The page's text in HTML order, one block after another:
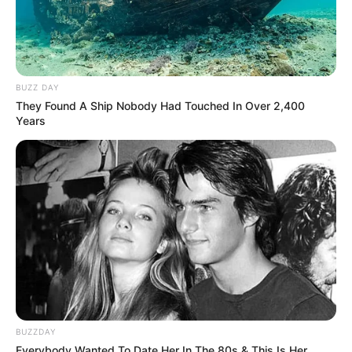
Tous les Pronostics Spot du jour!
Une quarantaine de
PMU à consulter ici!
BUZZ DAY
They Found A Ship Nobody Had Touched In Over 2,400
Years
BUZZDAY